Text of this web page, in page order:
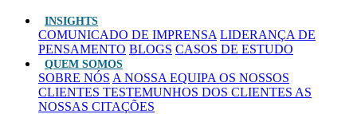
INSIGHTS
COMUNICADO DE IMPRENSA LIDERANÇA DE
PENSAMENTO BLOGS CASOS DE ESTUDO
QUEM SOMOS
SOBRE NÓS A NOSSA EQUIPA OS NOSSOS
CLIENTES TESTEMUNHOS DOS CLIENTES AS
NOSSAS CITAÇÕES